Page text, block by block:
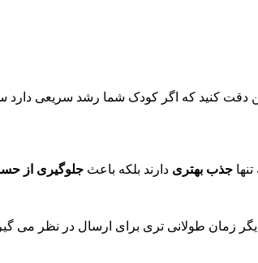
کنید که اگر کودک شما رشد سریعی دارد
جذب بهتری دارند بلکه باعث جلوگیری از
زمان طولانی تری برای ارسال در نظر